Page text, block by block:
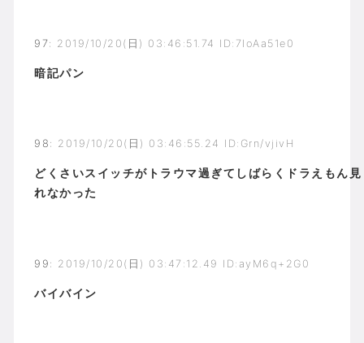
97: 2019/10/20(日) 03:46:51.74 ID:7IoAa51e0
暗記パン
98 : 2019/10/20(日) 03:46:55.24 ID:Grn/vjivH
どくさいスイッチがトラウマ過ぎてしばらくドラえもん見
れなかった
99 : 2019/10/20(日) 03:47:12.49 ID:ayM6q+2G0
バイバイン